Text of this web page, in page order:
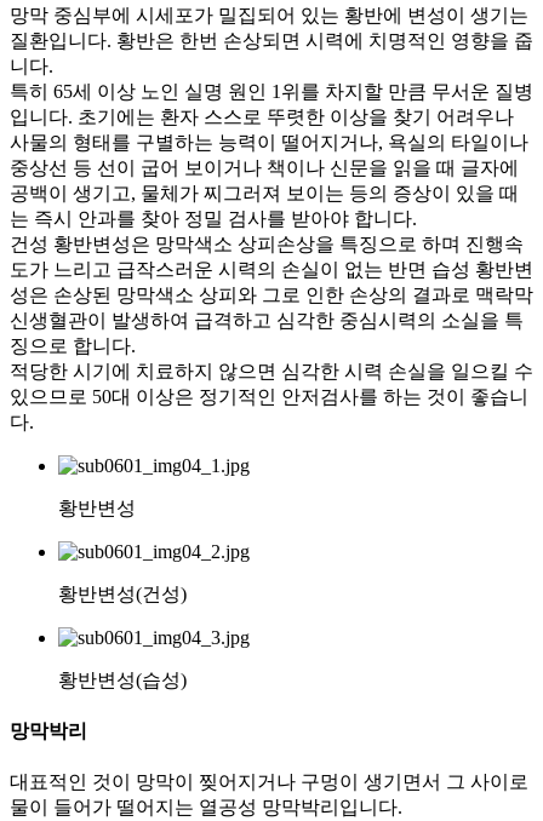
망막 중심부에 시세포가 밀집되어 있는 황반에 변성이 생기는
질환입니다. 황반은 한번 손상되면 시력에 치명적인 영향을 줍
니다.
특히 65세 이상 노인 실명 원인 1위를 차지할 만큼 무서운 질병
입니다. 초기에는 환자 스스로 뚜렷한 이상을 찾기 어려우나
사물의 형태를 구별하는 능력이 떨어지거나, 욕실의 타일이나
중상선 등 선이 굽어 보이거나 책이나 신문을 읽을 때 글자에
공백이 생기고, 물체가 찌그러져 보이는 등의 증상이 있을 때
는 즉시 안과를 찾아 정밀 검사를 받아야 합니다.
건성 황반변성은 망막색소 상피손상을 특징으로 하며 진행속
도가 느리고 급작스러운 시력의 손실이 없는 반면 습성 황반변
성은 손상된 망막색소 상피와 그로 인한 손상의 결과로 맥락막
신생혈관이 발생하여 급격하고 심각한 중심시력의 소실을 특
징으로 합니다.
적당한 시기에 치료하지 않으면 심각한 시력 손실을 일으킬 수
있으므로 50대 이상은 정기적인 안저검사를 하는 것이 좋습니
다.
황반변성
황반변성(건성)
황반변성(습성)
망막박리
대표적인 것이 망막이 찢어지거나 구멍이 생기면서 그 사이로
물이 들어가 떨어지는 열공성 망막박리입니다.